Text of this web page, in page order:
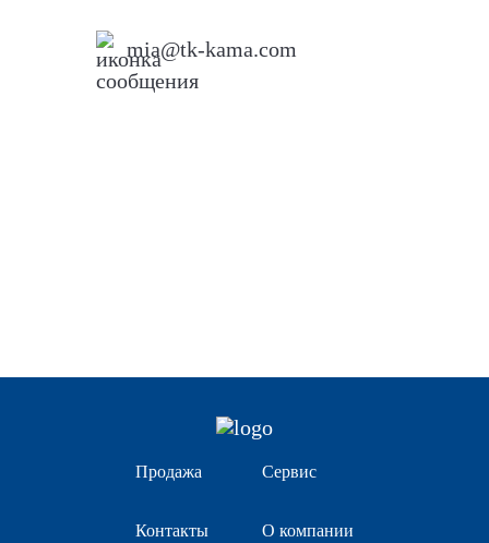
mia@tk-kama.com
Продажа Сервис
Контакты О компании